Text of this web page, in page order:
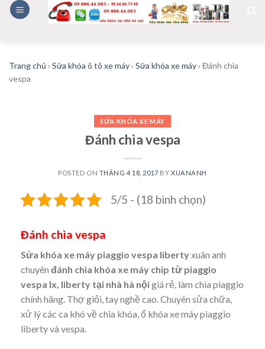
Skip
Trang chủ › Sửa khóa ô tô xe máy› Sửa khóa xe máy› Đánh chìa
vespa
SỬA KHÓA XE MÁY
Đánh chìa vespa
POSTED ON THÁNG 4 18, 2017 BY XUANANH
5/5 - (18 bình chọn)
Đánh chìa vespa
Sửa khóa xe máy piaggio vespa libertyxuân anh
chuyên đánh chìa khóa xe máy chip từ piaggio
vespa lx, liberty tại nhà hà nộigiá rẻ, làm chìa piaggio
chính hãng. Thợ giỏi, tay nghề cao. Chuyên sửa chữa,
xử lý các ca khó về chìa khóa, ổ khóa xe máy piaggio
liberty và vespa.